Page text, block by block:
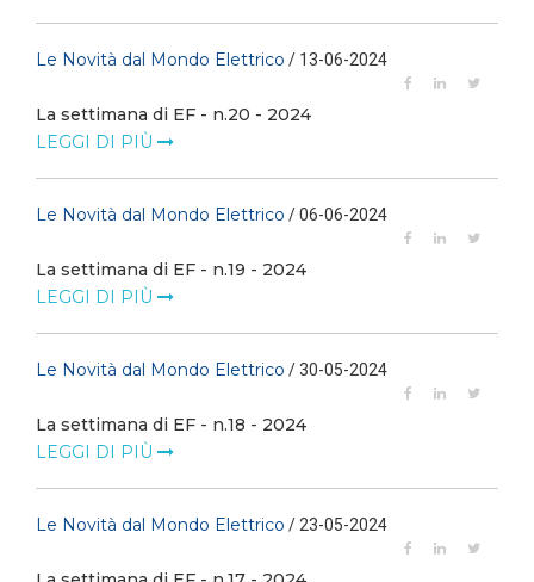
Le Novità dal Mondo Elettrico / 13-06-2024
La settimana di EF - n.20 - 2024
LEGGI DI PIÙ
Le Novità dal Mondo Elettrico / 06-06-2024
La settimana di EF - n.19 - 2024
LEGGI DI PIÙ
Le Novità dal Mondo Elettrico / 30-05-2024
La settimana di EF - n.18 - 2024
LEGGI DI PIÙ
Le Novità dal Mondo Elettrico / 23-05-2024